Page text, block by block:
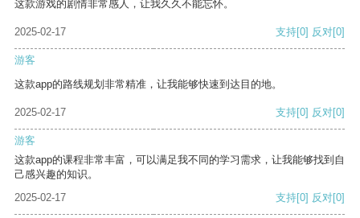
这款游戏的剧情非常感人，让我久久不能忘怀。
2025-02-17 支持[0] 反对[0]
游客
这款app的路线规划非常精准，让我能够快速到达目的地。
2025-02-17 支持[0] 反对[0]
游客
这款app的课程非常丰富，可以满足我不同的学习需求，让我能够找到自
己感兴趣的知识。
2025-02-17
支持[0] 反对[0]